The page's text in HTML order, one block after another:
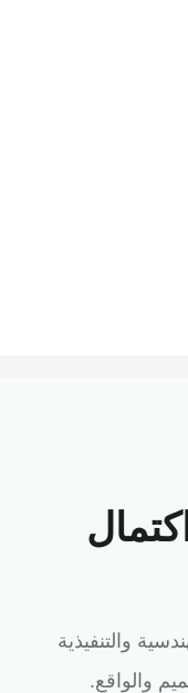
والتنفيذية
والواقع.